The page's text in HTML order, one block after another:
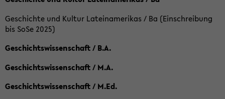
Geschichte und Kultur Lateinamerikas / Ba (Einschreibung
bis SoSe 2025)
Geschichtswissenschaft / B.A.
Geschichtswissenschaft / M.A.
Geschichtswissenschaft / M.Ed.